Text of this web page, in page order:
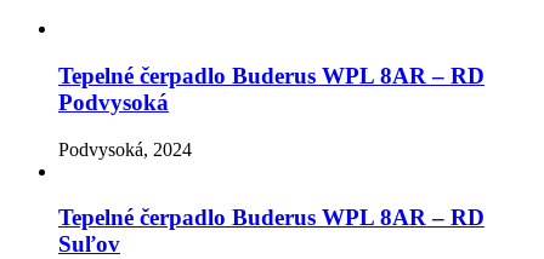
Tepelné čerpadlo Buderus WPL 8AR – RD
Podvysoká
Podvysoká, 2024
Tepelné čerpadlo Buderus WPL 8AR – RD
Suľov